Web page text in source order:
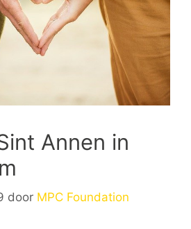
Annen in
door MPC Foundation